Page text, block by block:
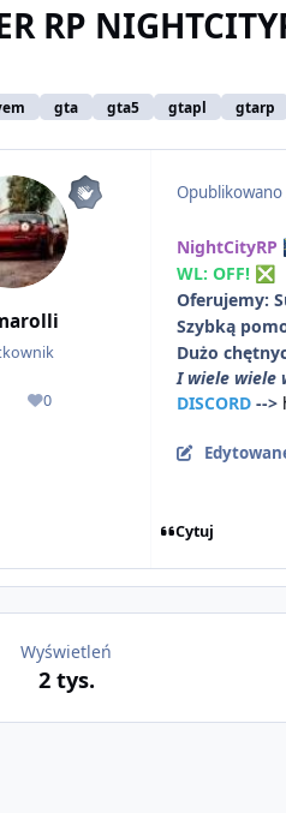
RP
gta gta5 gtapl gtarp
0
Reputacja
Opublikowano
NightCityRP
WL: OFF! ❎
Oferujemy:
Szybką
Dużo
I wiele wiele
DISCORD -->
Cytuj
Wyświetleń
2 tys.